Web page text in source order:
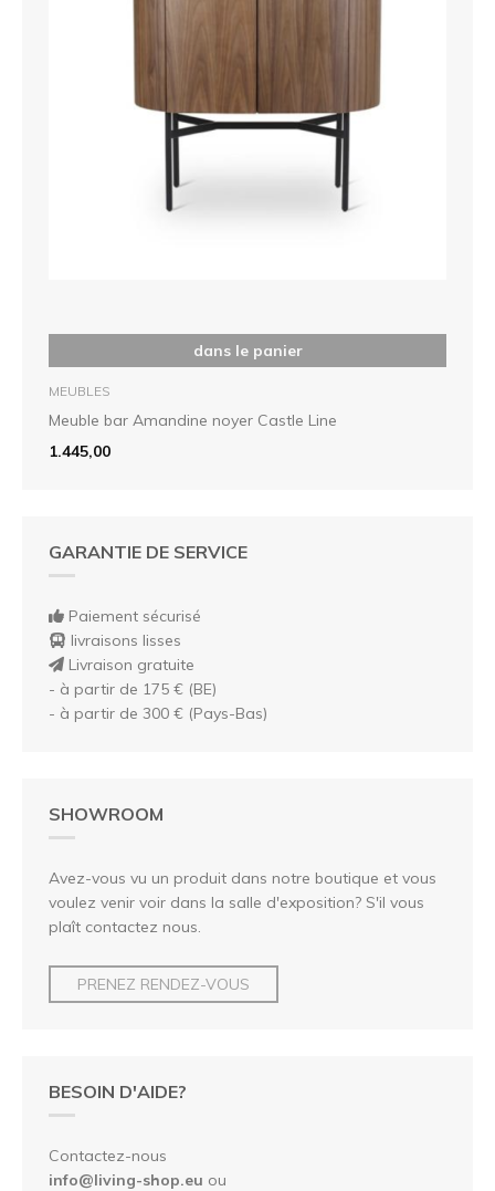
dans le panier
MEUBLES
Meuble bar Amandine noyer Castle Line
1.445,00
GARANTIE DE SERVICE
Paiement sécurisé
livraisons lisses
Livraison gratuite
- à partir de 175 € (BE)
- à partir de 300 € (Pays-Bas)
SHOWROOM
Avez-vous vu un produit dans notre boutique et vous
voulez venir voir dans la salle d'exposition? S'il vous
plaît contactez nous.
PRENEZ RENDEZ-VOUS
BESOIN D'AIDE?
Contactez-nous
info@living-shop.eu ou